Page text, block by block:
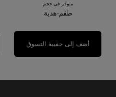
متوفر في حجم
طقم-هدية
أضف إلى حقيبة التسوق